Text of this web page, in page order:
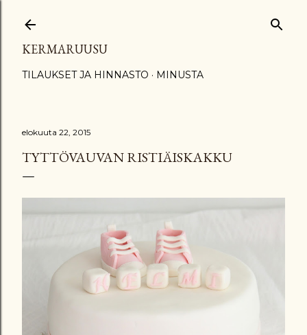
KERMARUUSU
TILAUKSET JA HINNASTO MINUSTA
elokuuta 22, 2015
TYTTÖVAUVAN RISTIÄISKAKKU